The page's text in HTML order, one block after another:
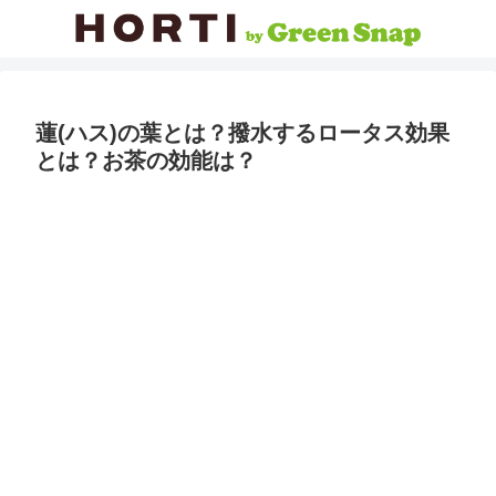
蓮(ハス)の葉とは？撥水するロータス効果
とは？お茶の効能は？